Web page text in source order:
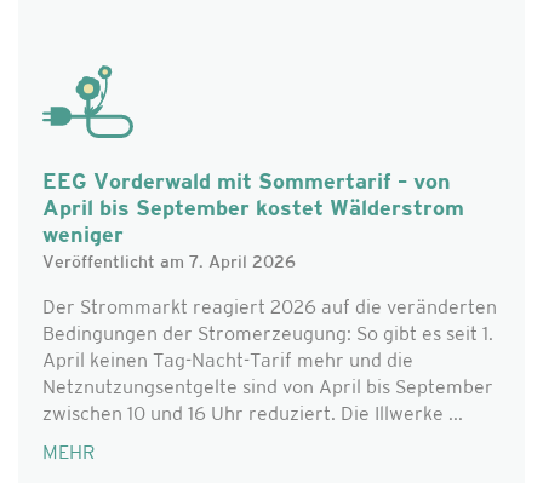
EEG Vorderwald mit Sommertarif – von
April bis September kostet Wälderstrom
weniger
Veröffentlicht am 7. April 2026
Der Strommarkt reagiert 2026 auf die veränderten
Bedingungen der Stromerzeugung: So gibt es seit 1.
April keinen Tag-Nacht-Tarif mehr und die
Netznutzungsentgelte sind von April bis September
zwischen 10 und 16 Uhr reduziert. Die Illwerke ...
MEHR